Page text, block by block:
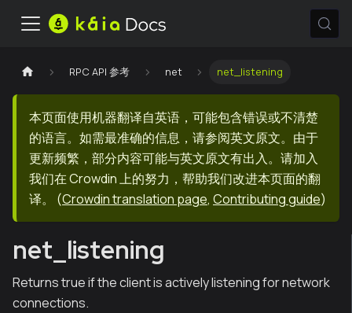
RPC API 参考 net net_listening
本页面使用机器翻译自英语，可能包含错误或不清楚
的语言。如需最准确的信息，请参阅英文原文。由于
更新频繁，部分内容可能与英文原文有出入。请加入
我们在 Crowdin 上的努力，帮助我们改进本页面的翻
译。
(Crowdin translation page, Contributing guide)
net_listening
Returns true if the client is actively listening for network
connections.